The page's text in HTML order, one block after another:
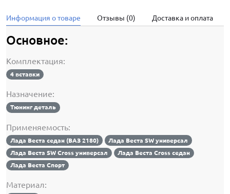
Информация о товаре Отзывы (0) Доставка и оплата
Основное:
Комплектация:
4 вставки
Назначение:
Тюнинг деталь
Применяемость:
Лада Веста седан (ВАЗ 2180)
Лада Веста SW универсал
Лада Веста SW Cross универсал
Лада Веста Cross седан
Лада Веста Спорт
Материал: